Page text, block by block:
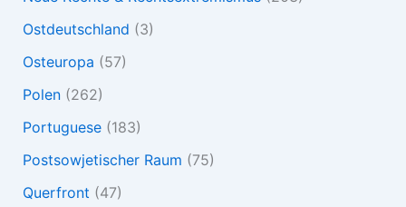
Ostdeutschland (3)
Osteuropa (57)
Polen(262)
Portuguese(183)
Postsowjetischer Raum (75)
Querfront (47)